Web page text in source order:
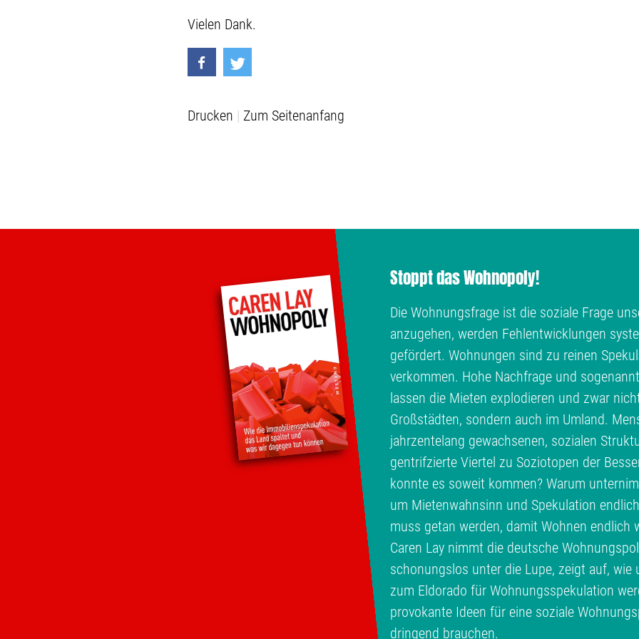
Vielen Dank.
Drucken Zum Seitenanfang
Stoppt das Wohnopoly!
Die Wohnungsfrage ist die soziale Frage
anzugehen, werden Fehlentwicklungen
gefördert. Wohnungen sind zu reinen
verkommen. Hohe Nachfrage und
lassen die Mieten explodieren und zwar
Großstädten, sondern auch im Umland.
jahrzentelang gewachsenen, sozialen
gentrifzierte Viertel zu Soziotopen der
konnte es soweit kommen? Warum
um Mietenwahnsinn und Spekulation
muss getan werden, damit Wohnen endlich
Caren Lay nimmt die deutsche
schonungslos unter die Lupe, zeigt auf, wie
zum Eldorado für Wohnungsspekulation
provokante Ideen für eine soziale
dringend brauchen.